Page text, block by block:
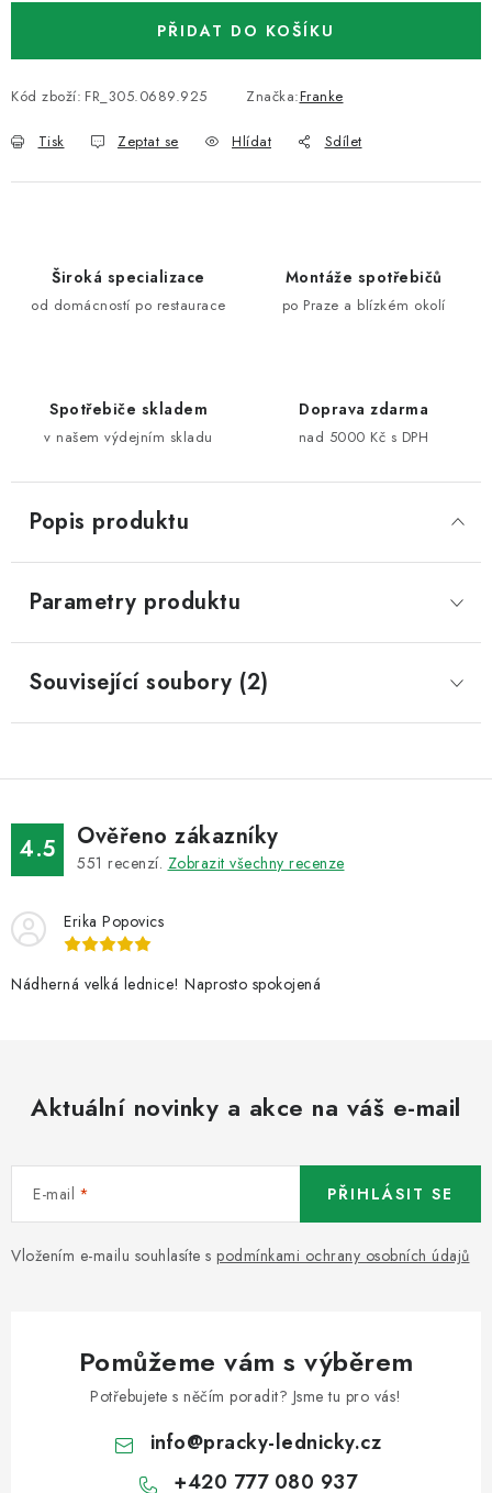
PŘIDAT DO KOŠÍKU
Kód zboží: FR_305.0689.925 Značka:Franke
Tisk Zeptat se Hlídat Sdílet
Široká specializace
od domácností po restaurace
Montáže spotřebičů
po Praze a blízkém okolí
Spotřebiče skladem
v našem výdejním skladu
Doprava zdarma
nad 5000 Kč s DPH
Popis produktu
Parametry produktu
Související soubory (2)
4.5 Ověřeno zákazníky
551 recenzí. Zobrazit všechny recenze
Erika Popovics
Nádherná velká lednice! Naprosto spokojená
Aktuální novinky a akce na váš e-mail
E-mail
Vložením e-mailu souhlasíte s podmínkami ochrany osobních údajů
PŘIHLÁSIT SE
Pomůžeme vám s výběrem
Potřebujete s něčím poradit? Jsme tu pro vás!
info@pracky-lednicky.cz
+420 777 080 937